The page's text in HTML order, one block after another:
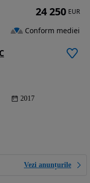
2017
Vezi anunțurile
24 250 EUR
Conform mediei